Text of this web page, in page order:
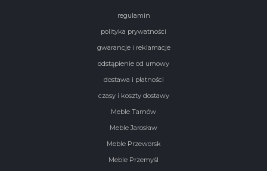
regulamin
polityka prywatności
gwarancje i reklamacje
odstąpienie od umowy
dostawa i płatności
czasy i koszty dostawy
Meble Tarnów
Meble Jarosław
Meble Przeworsk
Meble Przemyśl